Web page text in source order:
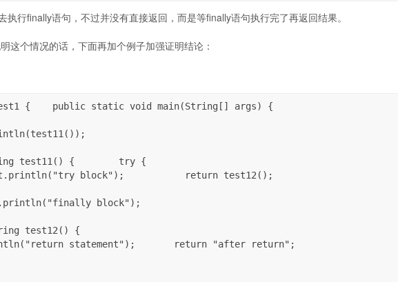
行finally语句，不过并没有直接返回，而是等finally语句执行完了再返回结果。
这个情况的话，下面再加个例子加强证明结论：
{    public static void main(String[] args) {
test11() {        try {
block");           return test12();
block");
test12() {
statement");       return "after return";